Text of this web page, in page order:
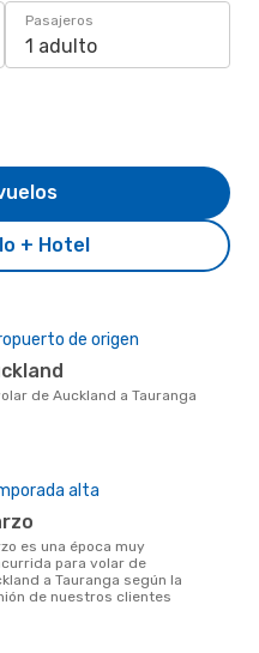
Pasajeros
1 adulto
+ Hotel
de origen
volar de Auckland a Tauranga
alta
para volar de
a Tauranga según la
de nuestros clientes